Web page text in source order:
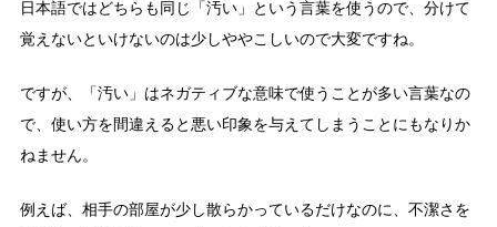
日本語ではどちらも同じ「汚い」という言葉を使うので、分けて
覚えないといけないのは少しややこしいので大変ですね。
ですが、「汚い」はネガティブな意味で使うことが多い言葉なの
で、使い方を間違えると悪い印象を与えてしまうことにもなりか
ねません。
例えば、相手の部屋が少し散らかっているだけなのに、不潔さを